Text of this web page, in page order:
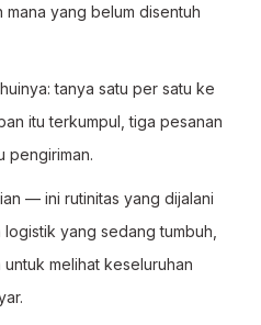
yang belum disentuh
tanya satu per satu ke
itu terkumpul, tiga pesanan
pengiriman.
— ini rutinitas yang dijalani
yang sedang tumbuh,
melihat keseluruhan